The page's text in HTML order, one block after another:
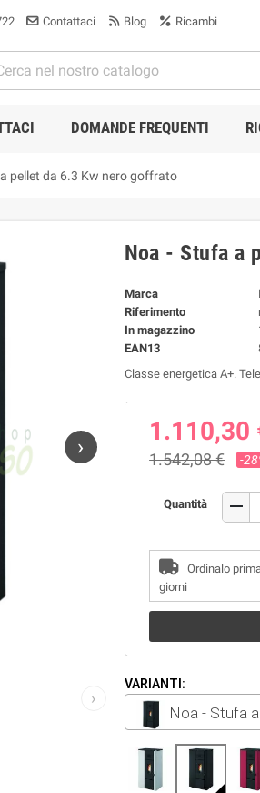
Contattaci Blog Ricambi
DOMANDE FREQUENTI
pellet da 6.3 Kw nero goffrato
›
›
Noa - Stufa a
Marca
Riferimento
In magazzino
EAN13
Classe energetica A+.
1.110,30
1.542,08 € -
Quantità remove
Ordinalo
giorni
VARIANTI:
Noa - Stufa